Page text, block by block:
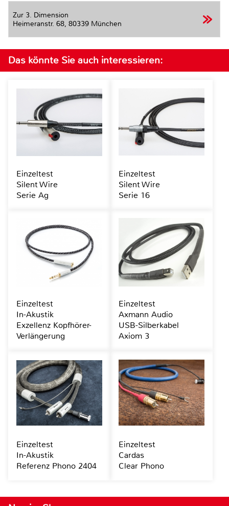
Zur 3. Dimension
Heimeranstr. 68, 80339 München
Das könnte Sie auch interessieren:
Einzeltest
Silent Wire
Serie Ag
Einzeltest
Silent Wire
Serie 16
Einzeltest
In-Akustik
Exzellenz Kopfhörer-
Verlängerung
Einzeltest
Axmann Audio
USB-Silberkabel
Axiom 3
Einzeltest
In-Akustik
Referenz Phono 2404
Einzeltest
Cardas
Clear Phono